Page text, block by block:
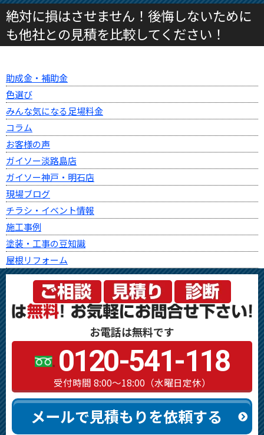
絶対に損はさせません！後悔しないために
も他社との見積を比較してください！
助成金・補助金
色選び
みんな気になる足場料金
コラム
お客様の声
ガイソー淡路島店
ガイソー神戸・明石店
現場ブログ
チラシ・イベント情報
施工事例
塗装・工事の豆知識
屋根リフォーム
お電話は無料です
0120-541-118
受付時間 8:00～18:00（水曜日定休）
メールで見積もりを依頼する